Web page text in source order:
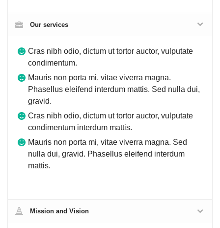
Our services
Cras nibh odio, dictum ut tortor auctor, vulputate
condimentum.
Mauris non porta mi, vitae viverra magna.
Phasellus eleifend interdum mattis. Sed nulla dui,
gravid.
Cras nibh odio, dictum ut tortor auctor, vulputate
condimentum interdum mattis.
Mauris non porta mi, vitae viverra magna. Sed
nulla dui, gravid. Phasellus eleifend interdum
mattis.
Mission and Vision